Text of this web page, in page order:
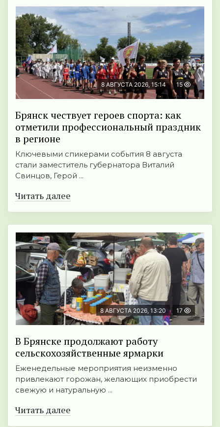
8 АВГУСТА 2026, 15:14 15
Брянск чествует героев спорта: как
отметили профессиональный праздник
в регионе
Ключевыми спикерами события 8 августа
стали заместитель губернатора Виталий
Свинцов, Герой ...
Читать далее
8 АВГУСТА 2026, 13:20 17
В Брянске продолжают работу
сельскохозяйственные ярмарки
Еженедельные мероприятия неизменно
привлекают горожан, желающих приобрести
свежую и натуральную ...
Читать далее